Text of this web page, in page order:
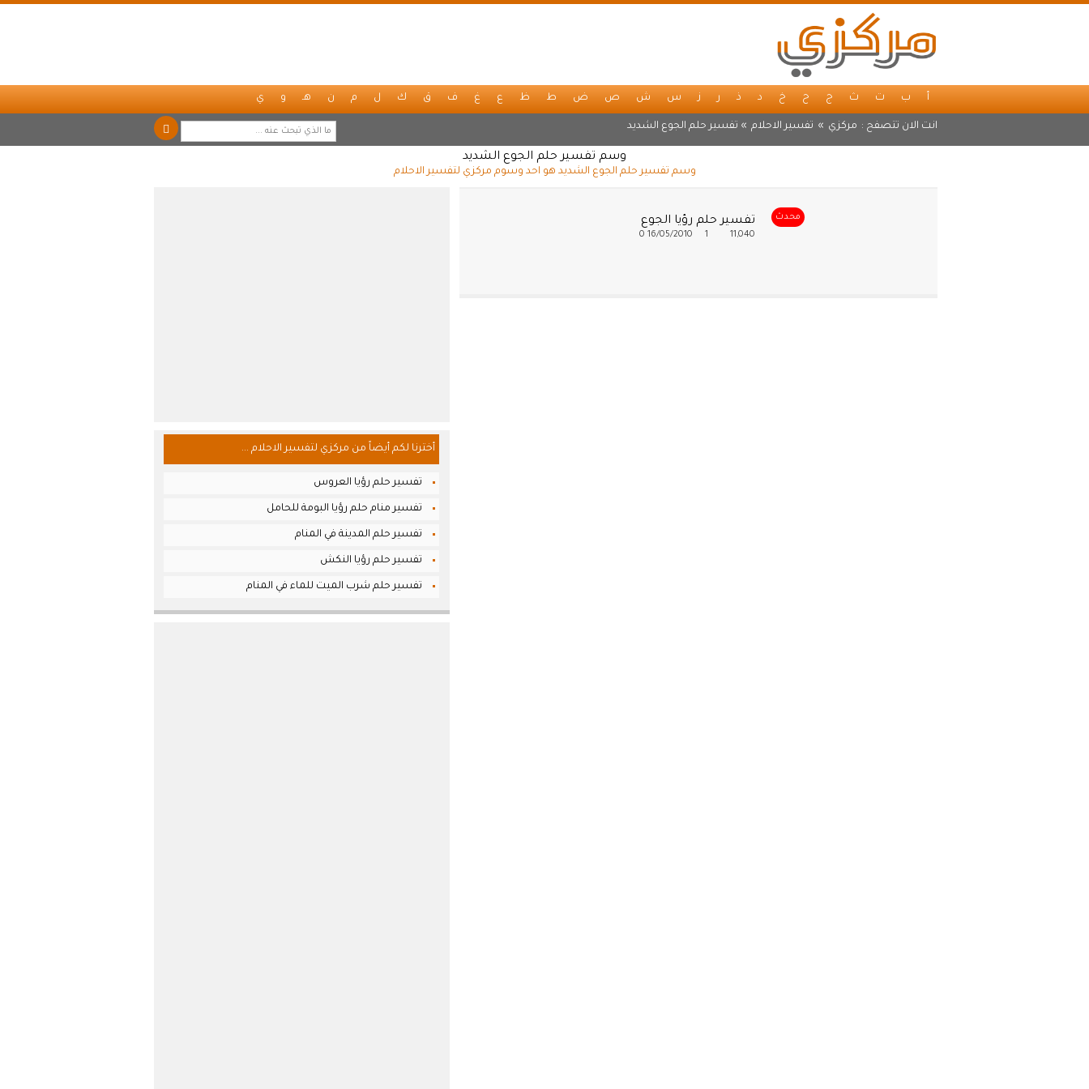
أ ب ت ث ج ح خ د ذ ر ز س ش ص ض ط ظ ع غ ف ق ك ل م ن هـ و ي
انت الان تتصفح : مركزي » تفسير الاحلام » تفسير حلم الجوع الشديد
وسم تفسير حلم الجوع الشديد
وسم تفسير حلم الجوع الشديد هو احد وسوم مركزي لتفسير الاحلام
محدث تفسير حلم رؤيا الجوع
11,040
16/05/2010
0
أخترنا لكم أيضاً من مركزي لتفسير الاحلام ...
تفسير حلم رؤيا العروس
تفسير منام حلم رؤيا البومة للحامل
تفسير حلم المدينة في المنام
تفسير حلم رؤيا النكش
تفسير حلم شرب الميت للماء في المنام